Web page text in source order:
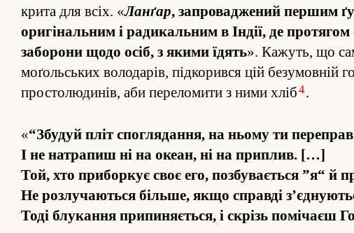
крита для всіх. «Ланґар, за­проваджений першим
оригінальним і радикальним в Індії, де
заборони щодо осіб, з якими їдять». Кажуть, що
моґольських володарів, під­корився цій без­умовній
простолюдинів, аби пере­ломити з ними хліб4.
«“Збудуй пліт спо­гля­да­н­ня, на ньому ти
І не натрапиш ні на океан, ні на приплив. […]
Той, хто приборкує своє его, по­збувається ”я“
Не роз­лучаються більше, якщо справді
Тоді блука­ння припиняється, і скрізь помічаєш